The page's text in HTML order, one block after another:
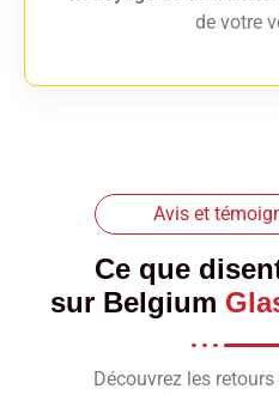
de votre
Avis et
Ce que
sur Belgium
Découvrez les